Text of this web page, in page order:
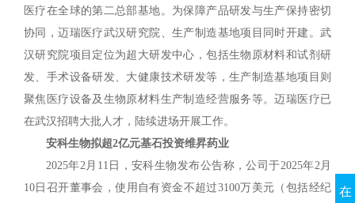
医疗在全球的第二总部基地。为保障产品研发与生产保持密切
协同，迈瑞医疗武汉研究院、生产制造基地项目同时开建。武
汉研究院项目定位为超大研发中心，包括生物原材料和试剂研
发、手术设备研发、大健康技术研发等，生产制造基地项目则
聚焦医疗设备及生物原材料生产制造经营服务等。迈瑞医疗已
在武汉招聘大批人才，陆续进场开展工作。
安科生物拟超2亿元基石投资维昇药业
2025年2月11日，安科生物发布公告称，公司于2025年2月
10日召开董事会，使用自有资金不超过3100万美元（包括经纪
在